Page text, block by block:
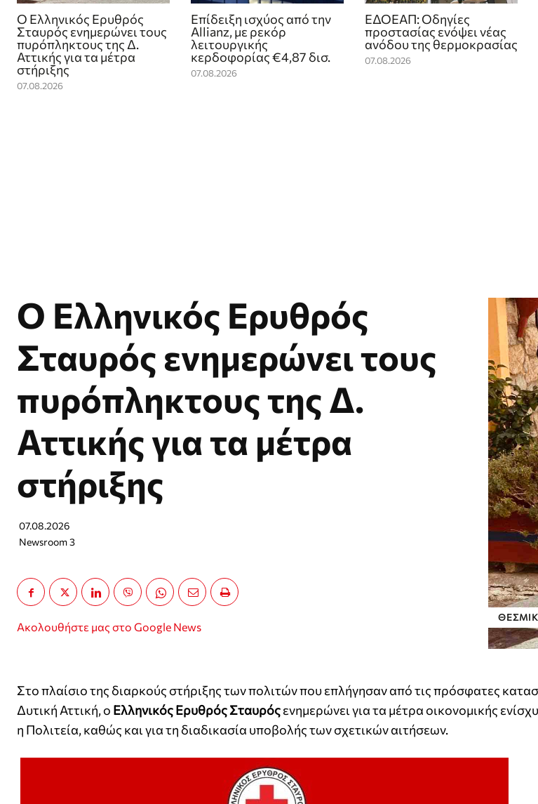
Ο Ελληνικός Ερυθρός
Σταυρός ενημερώνει τους
πυρόπληκτους της Δ.
Αττικής για τα μέτρα
στήριξης
07.08.2026
Επίδειξη ισχύος από την
Allianz, με ρεκόρ
λειτουργικής
κερδοφορίας €4,87 δισ.
07.08.2026
ΕΔΟΕΑΠ: Οδηγίες
προστασίας ενόψει νέας
ανόδου της θερμοκρασίας
07.08.2026